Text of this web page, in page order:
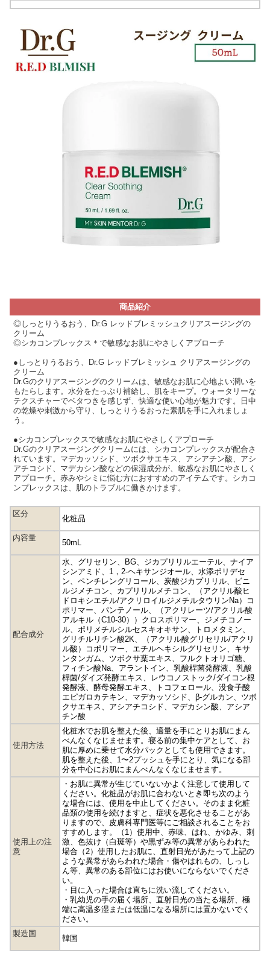
商品紹介
◎しっとりうるおう、Dr.G レッドブレミッシュクリアスージングの
クリーム
◎シカコンプレックス＊で敏感なお肌にやさしくアプローチ
●しっとりうるおう、Dr.G レッドブレミッシュ クリアスージングの
クリーム
Dr.Gのクリアスージングのクリームは、敏感なお肌に心地よい潤いを
もたらします。水分をたっぷり補給し、肌をキープ。ウォータリーな
テクスチャーでベタつきを感じず、快適な使い心地が魅力です。日中
の乾燥や刺激から守り、しっとりうるおった素肌を手に入れましょ
う。
●シカコンプレックスで敏感なお肌にやさしくアプローチ
Dr.Gのクリアスージングクリームには、シカコンプレックスが配合さ
れています。マデカッソシド、ツボクサエキス、アシアチン酸、アシ
アチコシド、マデカシン酸などの保湿成分が、敏感なお肌にやさしく
アプローチ。赤みやシミに悩む方におすすめのアイテムです。シカコ
ンプレックスは、肌のトラブルに働きかけます。
区分
化粧品
内容量
50mL
配合成分
水、グリセリン、BG、ジカプリリルエーテル、ナイア
シンアミド、1，2-ヘキサンジオール、水添ポリデセ
ン、ペンチレングリコール、炭酸ジカプリリル、ビニ
ルジメチコン、カプリリルメチコン、（アクリル酸ヒ
ドロキシエチル/アクリロイルジメチルタウリンNa）コ
ポリマー、パンテノール、（アクリレーツ/アクリル酸
アルキル（C10-30））クロスポリマー、ジメチコノー
ル、ポリメチルシルセスキオキサン、トロメタミン、
グリチルリチン酸2K、（アクリル酸グリセリル/アクリ
ル酸）コポリマー、エチルヘキシルグリセリン、キサ
ンタンガム、ツボクサ葉エキス、フルクトオリゴ糖、
フィチン酸Na、アラントイン、乳酸桿菌発酵液、乳酸
桿菌/ダイズ発酵エキス、レウコノストック/ダイコン根
発酵液、酵母発酵エキス、トコフェロール、没食子酸
エピガロカテキン、マデカッソシド、β-グルカン、ツボ
クサエキス、アシアチコシド、マデカシン酸、アシア
チン酸
使用方法
化粧水でお肌を整えた後、適量を手にとりお肌にまん
べんなくなじませます。寝る前の集中ケアとして、お
肌に厚めに乗せて水分パックとしても使用できます。
肌を整えた後、1〜2プッシュを手にとり、気になる部
分を中心にお肌にまんべんなくなじませます。
使用上の注
意
・お肌に異常が生じていないかよく注意して使用して
ください。化粧品がお肌に合わないとき即ち次のよう
な場合には、使用を中止してください。そのまま化粧
品類の使用を続けますと、症状を悪化させることがあ
りますので、皮膚科専門医等にご相談されることをお
すすめします。（1）使用中、赤味、はれ、かゆみ、刺
激、色抜け（白斑等）や黒ずみ等の異常があらわれた
場合（2）使用したお肌に、直射日光があたって上記の
ような異常があらわれた場合・傷やはれもの、しっし
ん等、異常のある部位にはお使いにならないでくださ
い。
・目に入った場合は直ちに洗い流してください。
・乳幼児の手の届く場所、直射日光の当たる場所、極
端に高温多湿または低温になる場所には置かないでく
ださい。
製造国
韓国